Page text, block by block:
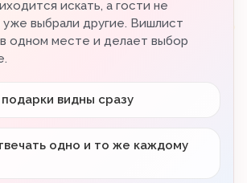
искать, а гости не
выбрали другие. Вишлист
одном месте и делает выбор
видны сразу
одно и то же каждому